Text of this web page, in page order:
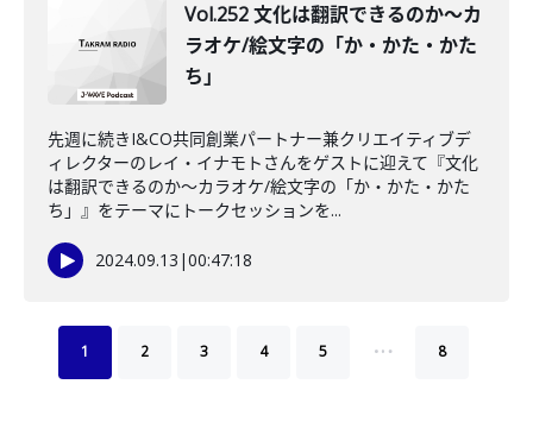
Vol.252 文化は翻訳できるのか〜カ
ラオケ/絵文字の「か・かた・かた
ち」
先週に続きI&CO共同創業パートナー兼クリエイティブデ
ィレクターのレイ・イナモトさんをゲストに迎えて『文化
は翻訳できるのか〜カラオケ/絵文字の「か・かた・かた
ち」』をテーマにトークセッションを...
2024.09.13 |00:47:18
1 2 3 4 5 … 8